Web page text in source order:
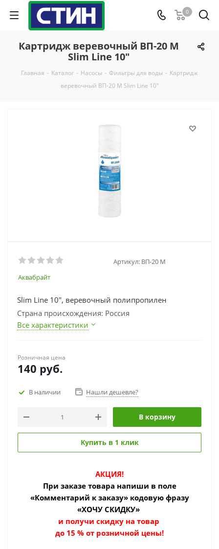
0
Картридж веревочный ВП-20 М
Slim Line 10"
Главная - Каталог - Насосы - Фильтры для воды - Картридж
веревочный ВП-20 М Slim Line 10"
Артикул: ВП-20 М
Аквабрайт
Slim Line 10", веревочный полипропилен
Страна происхождения: Россия
Все характеристики
Розничная цена
140 руб.
В наличии Нашли дешевле?
В корзину
Купить в 1 клик
АКЦИЯ!
При заказе товара напиши в поле
«Комментарий к заказу» кодовую фразу
«ХОЧУ СКИДКУ»
и получи скидку на товар
до 15 % от розничной цены!